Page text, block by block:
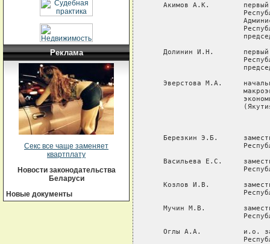
Реклама
Секс все чаще заменяет
квартплату
Новости законодательства
Беларуси
Новые документы
Акимов А.К.
Долинин И.Н.
Эверстова М.А.
Березкин Э.Б.
Васильева Е.С.
Козлов И.В.
Мучин М.В.
Оглы А.А.          и.о.